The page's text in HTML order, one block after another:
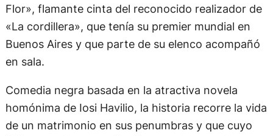
Flor», flamante cinta del reconocido realizador de
«La cordillera», que tenía su premier mundial en
Buenos Aires y que parte de su elenco acompañó
en sala.
Comedia negra basada en la atractiva novela
homónima de Iosi Havilio, la historia recorre la vida
de un matrimonio en sus penumbras y que cuyo